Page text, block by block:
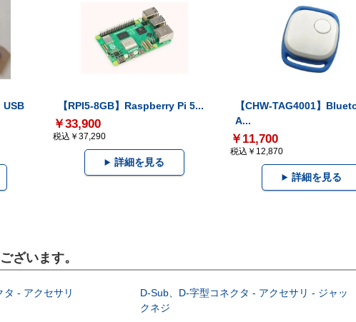
USB
【RPI5-8GB】Raspberry Pi 5...
￥33,900
税込￥37,290
詳細を見る
【CHW-TAG4001】
A...
￥11,700
税込￥12,870
詳細を見る
ざいます。
タ - アクセサリ
D-Sub、D-字型コネクタ - アクセサリ - ジャッ
クネジ